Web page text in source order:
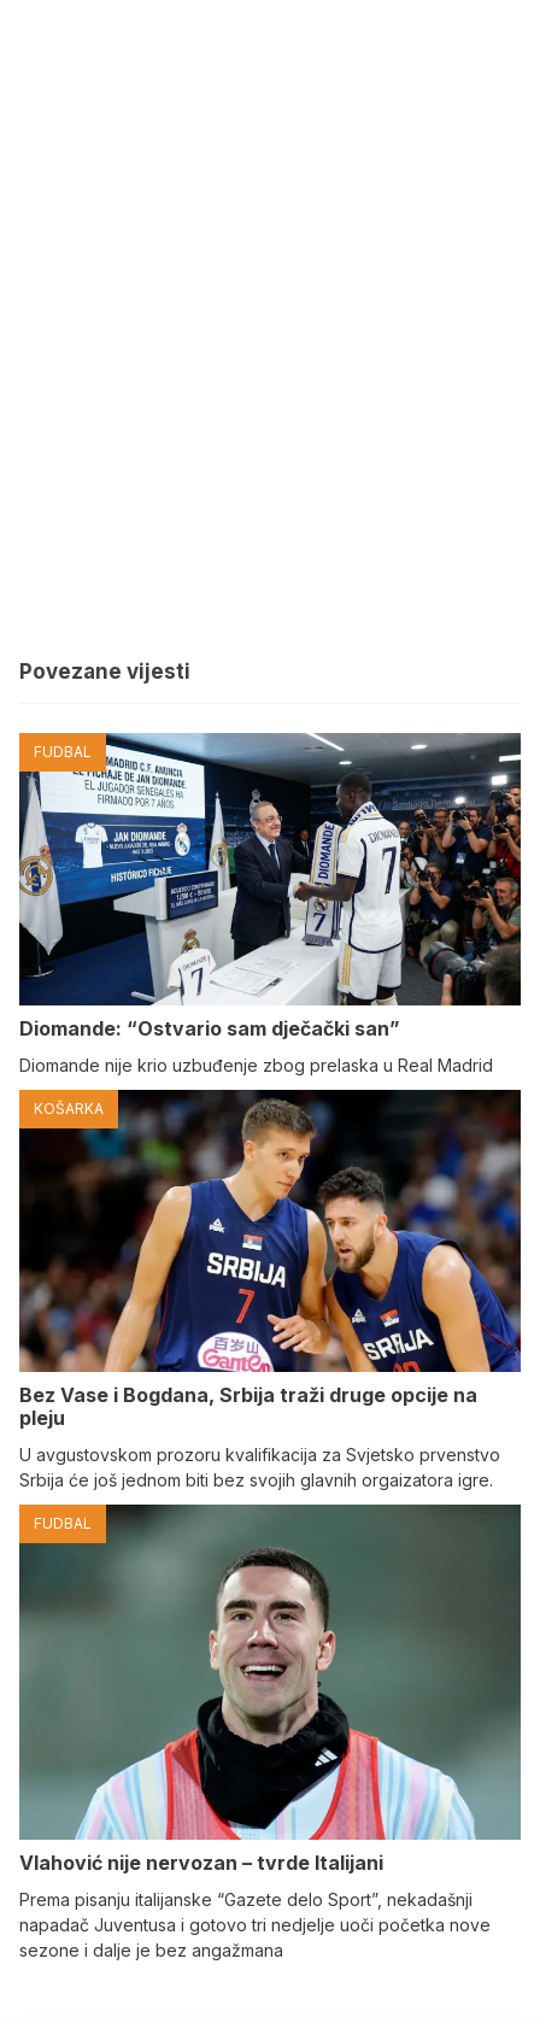
Povezane vijesti
FUDBAL
Diomande: “Ostvario sam dječački san”
Diomande nije krio uzbuđenje zbog prelaska u Real Madrid
KOŠARKA
Bez Vase i Bogdana, Srbija traži druge opcije na
pleju
U avgustovskom prozoru kvalifikacija za Svjetsko prvenstvo
Srbija će još jednom biti bez svojih glavnih orgaizatora igre.
FUDBAL
Vlahović nije nervozan – tvrde Italijani
Prema pisanju italijanske “Gazete delo Sport”, nekadašnji
napadač Juventusa i gotovo tri nedjelje uoči početka nove
sezone i dalje je bez angažmana